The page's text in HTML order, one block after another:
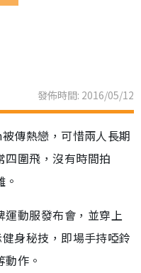
發佈時間: 2016/05/12
傳熱戀，可惜兩人長期
圍飛，沒有時間拍
動服發布會，並穿上
身秘技，即場手持啞鈴
作。